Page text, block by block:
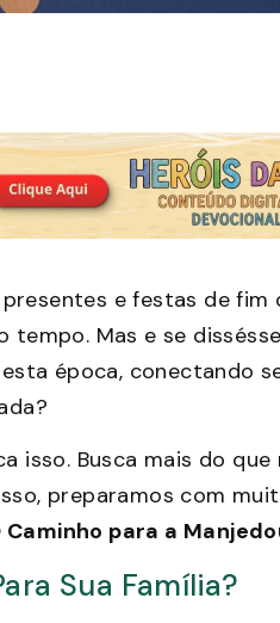
e festas de fim
Mas e se
época, conectando
isso. Busca mais do que
preparamos com
para a
Sua Família?